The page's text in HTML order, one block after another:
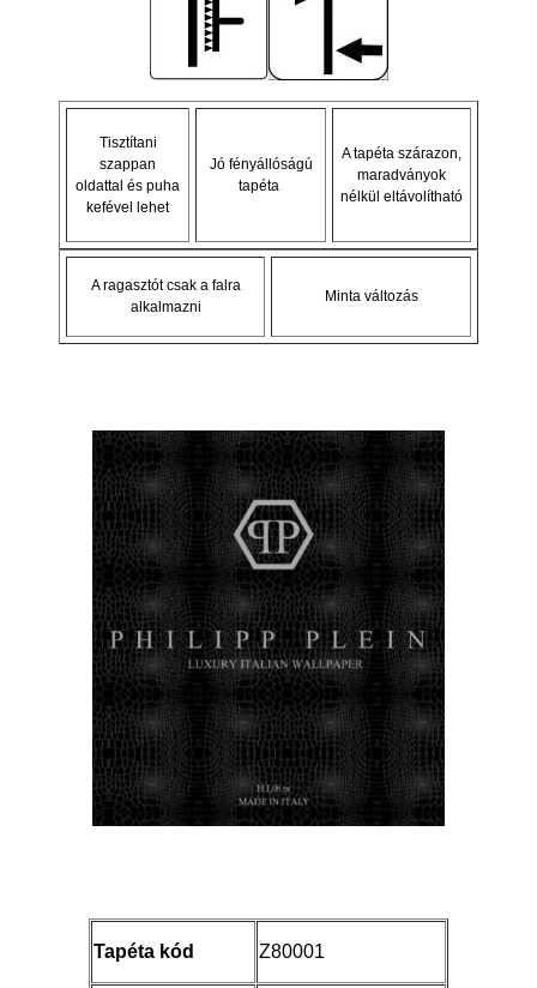
Tisztítani
szappan
oldattal és puha
kefével lehet
Jó fényállóságú
tapéta
A tapéta szárazon,
maradványok
nélkül eltávolítható
A ragasztót csak a falra
alkalmazni
Minta változás
Tapéta kód Z80001